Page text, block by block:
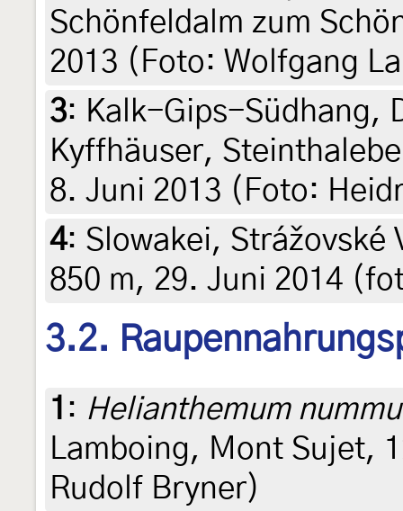
Schönfeldalm zum
2013 (Foto: Wolfgang
3: Kalk-Gips-Südhang,
Kyffhäuser,
8. Juni 2013 (Foto:
4: Slowakei, Strážovské
850 m, 29. Juni 2014
3.2.
1 : Helianthemum
Lamboing, Mont Sujet,
Rudolf Bryner)